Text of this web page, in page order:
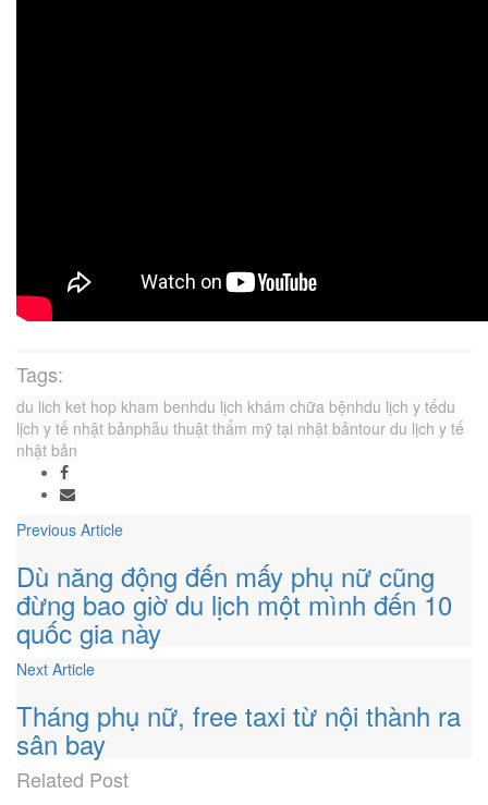
Tags:
du lich ket hop kham benhdu lịch khám chữa bệnhdu lịch y tếdu
lịch y tế nhật bảnphẫu thuật thẩm mỹ tại nhật bảntour du lịch y tế
nhật bản
Previous Article
Dù năng động đến mấy phụ nữ cũng
đừng bao giờ du lịch một mình đến 10
quốc gia này
Next Article
Tháng phụ nữ, free taxi từ nội thành ra
sân bay
Related Post